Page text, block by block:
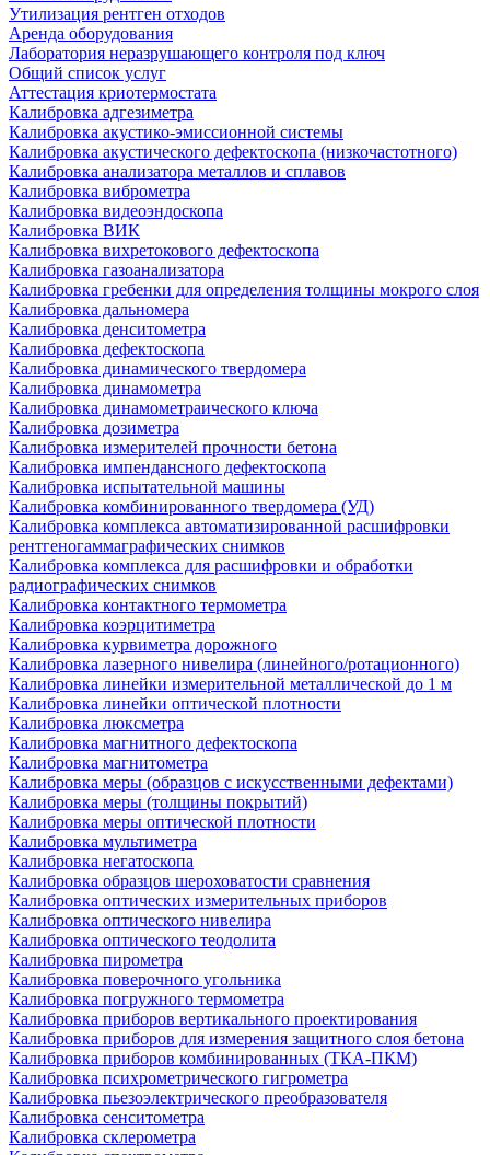
Утилизация рентген отходов
Аренда оборудования
Лаборатория неразрушающего контроля под ключ
Общий список услуг
Аттестация криотермостата
Калибровка адгезиметра
Калибровка акустико-эмиссионной системы
Калибровка акустического дефектоскопа (низкочастотного)
Калибровка анализатора металлов и сплавов
Калибровка виброметра
Калибровка видеоэндоскопа
Калибровка ВИК
Калибровка вихретокового дефектоскопа
Калибровка газоанализатора
Калибровка гребенки для определения толщины мокрого слоя
Калибровка дальномера
Калибровка денситометра
Калибровка дефектоскопа
Калибровка динамического твердомера
Калибровка динамометра
Калибровка динамометраического ключа
Калибровка дозиметра
Калибровка измерителей прочности бетона
Калибровка импендансного дефектоскопа
Калибровка испытательной машины
Калибровка комбинированного твердомера (УД)
Калибровка комплекса автоматизированной расшифровки
рентгеногаммаграфических снимков
Калибровка комплекса для расшифровки и обработки
радиографических снимков
Калибровка контактного термометра
Калибровка коэрцитиметра
Калибровка курвиметра дорожного
Калибровка лазерного нивелира (линейного/ротационного)
Калибровка линейки измерительной металлической до 1 м
Калибровка линейки оптической плотности
Калибровка люксметра
Калибровка магнитного дефектоскопа
Калибровка магнитометра
Калибровка меры (образцов с искусственными дефектами)
Калибровка меры (толщины покрытий)
Калибровка меры оптической плотности
Калибровка мультиметра
Калибровка негатоскопа
Калибровка образцов шероховатости сравнения
Калибровка оптических измерительных приборов
Калибровка оптического нивелира
Калибровка оптического теодолита
Калибровка пирометра
Калибровка поверочного угольника
Калибровка погружного термометра
Калибровка приборов вертикального проектирования
Калибровка приборов для измерения защитного слоя бетона
Калибровка приборов комбинированных (ТКА-ПКМ)
Калибровка психрометрического гигрометра
Калибровка пьезоэлектрического преобразователя
Калибровка сенситометра
Калибровка склерометра